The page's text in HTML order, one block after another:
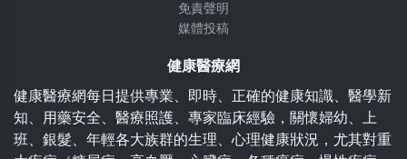
免責聲明
媒體投稿
健康醫療網
健康醫療網每日提供專業、即時、正確的健康知識、醫學新
知、用藥安全、醫療照護、專家臨床經驗，關懷婦幼、上
班、銀髮、年輕各大族群的生理、心理健康狀況，尤其對重